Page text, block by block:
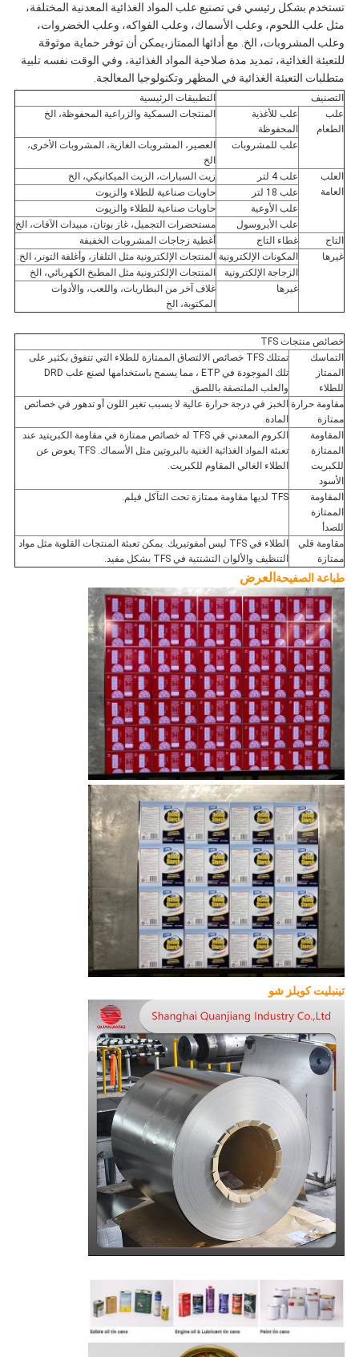
تستخدم بشكل رئيسي في تصنيع علب المواد الغذائية المعدنية المختلفة،
مثل علب اللحوم، وعلب الأسماك، وعلب الفواكه، وعلب الخضروات،
وعلب المشروبات، الخ. مع أدائها الممتاز،يمكن أن توفر حماية موثوقة
للتعبئة الغذائية، تمديد مدة صلاحية المواد الغذائية، وفي الوقت نفسه تلبية
متطلبات التعبئة الغذائية في المظهر وتكنولوجيا المعالجة.
التصنيف
التطبيقات الرئيسية
علب
الطعام
علب للأغذية
المحفوظة
المنتجات السمكية والزراعية المحفوظة، الخ
علب للمشروبات
العصير، المشروبات الغازية، المشروبات الأخرى،
الخ
العلب
العامة
علب 4 لتر
زيت السيارات، الزيت الميكانيكي، الخ
علب 18 لتر
حاويات صناعية للطلاء والزيوت
علب الأوعية
حاويات صناعية للطلاء والزيوت
علب الأيروسول
مستحضرات التجميل، غاز بوتان، مبيدات الآفات، الخ
التاج
غطاء التاج
أغطية زجاجات المشروبات الخفيفة
غيرها
المكونات الإلكترونية
المنتجات الإلكترونية مثل التلفاز، وأغلفة التونر، الخ.
الزجاجة الإلكترونية
المنتجات الإلكترونية مثل المطبخ الكهربائي، الخ
غيرها
غلاف آخر من البطاريات، واللعب، والأدوات
المكتوبة، الخ
خصائص منتجات TFS
التماسك
الممتاز
للطلاء
تمتلك TFS خصائص الالتصاق الممتازة للطلاء التي تتفوق بكثير على
تلك الموجودة في ETP ، مما يسمح باستخدامها لصنع علب DRD
والعلب الملتصقة باللصق.
مقاومة حرارة
ممتازة
الخبز في درجة حرارة عالية لا يسبب تغير اللون أو تدهور في خصائص
المادة.
المقاومة
الممتازة
للكبريت
الأسود
الكروم المعدني في TFS له خصائص ممتازة في مقاومة الكبريتيد عند
تعبئة المواد الغذائية الغنية بالبروتين مثل الأسماك. TFS يعوض عن
الطلاء الغالي المقاوم للكبريت.
المقاومة
الممتازة
للصدأ
TFS لديها مقاومة ممتازة تحت التآكل فيلم.
مقاومة قلي
ممتازة
الطلاء في TFS ليس أمفوتيريك. يمكن تعبئة المنتجات القلوية مثل مواد
التنظيف والألوان التشتتية في TFS بشكل مفيد.
طباعة الصفيحة العرض
تينبليت كويلز شو